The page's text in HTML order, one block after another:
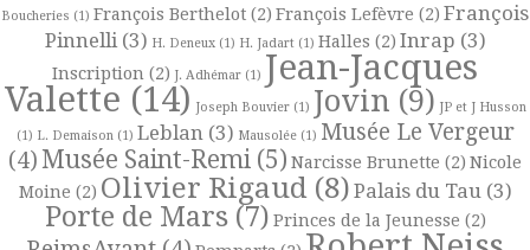
Boucheries (1) François Berthelot (2) François Lefèvre (2) François
Pinnelli(3) H. Deneux(1) H. Jadart(1) Halles (2) Inrap (3)
Inscription (2) J. Adhémar (1) Jean-Jacques
Valette (14) Joseph Bouvier(1) Jovin (9) JP et J Husson
(1) L. Demaison(1) Leblan(3) Mausolée(1) Musée Le Vergeur
(4) Musée Saint-Remi (5) Narcisse Brunette (2) Nicole
Moine (2) Olivier Rigaud(8) Palais du Tau(3)
Porte de Mars(7) Princes de la Jeunesse (2)